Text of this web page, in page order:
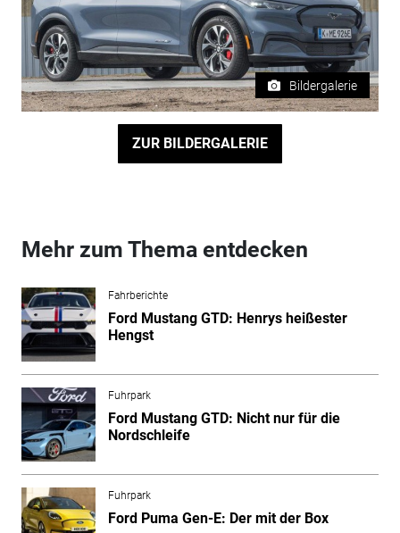
Bildergalerie
ZUR BILDERGALERIE
Mehr zum Thema entdecken
Fahrberichte
Ford Mustang GTD: Henrys heißester
Hengst
Fuhrpark
Ford Mustang GTD: Nicht nur für die
Nordschleife
Fuhrpark
Ford Puma Gen-E: Der mit der Box